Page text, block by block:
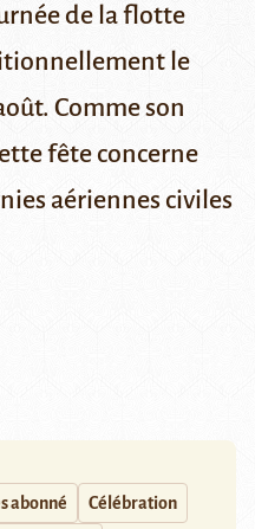
de la flotte
le
Comme son
fête concerne
aériennes civiles
abonné Célébration